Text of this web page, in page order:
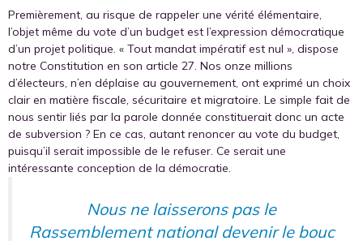
Premièrement, au risque de rappeler une vérité élémentaire,
l’objet même du vote d’un budget est l’expression démocratique
d’un projet politique. « Tout mandat impératif est nul », dispose
notre Constitution en son article 27. Nos onze millions
d’électeurs, n’en déplaise au gouvernement, ont exprimé un choix
clair en matière fiscale, sécuritaire et migratoire. Le simple fait de
nous sentir liés par la parole donnée constituerait donc un acte
de subversion ? En ce cas, autant renoncer au vote du budget,
puisqu’il serait impossible de le refuser. Ce serait une
intéressante conception de la démocratie.
Nous ne laisserons pas le
Rassemblement national devenir le bouc